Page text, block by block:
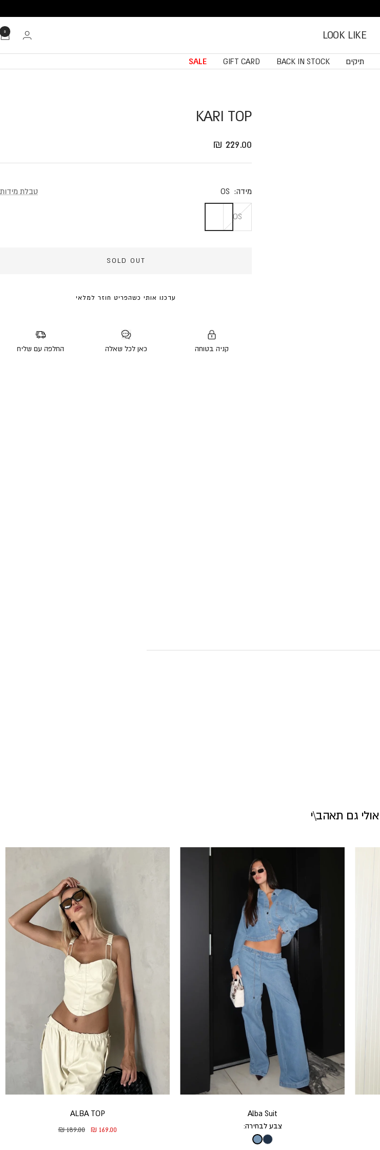
LOOK LIKE
0
תיקים BACK IN STOCK
GIFT CARD
SALE
KARI TOP
Translation missing: he.product.general.sale_price
229.00 ₪
מידה: OS טבלת מידות
OS
SOLD OUT
עדכנו אותי כשהפריט חוזר למלאי
קניה בטוחה כאן לכל שאלה החלפה עם שליח
אולי גם תאהב\י
Alba Suit
צבע לבחירה:
ALBA TOP
he.product.general.sale_price
169.00 ₪
189.00 ₪